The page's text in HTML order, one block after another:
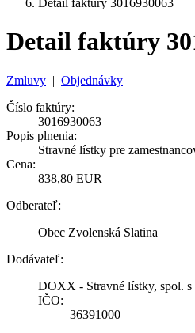
Detail faktúry 3016930063
Detail faktúry
Zmluvy | Objednávky
Číslo faktúry:
3016930063
Popis plnenia:
Stravné lístky pre
Cena:
838,80 EUR
Odberateľ:
Obec Zvolenská Slatina
Dodávateľ:
DOXX - Stravné lístky, spol.
IČO:
36391000